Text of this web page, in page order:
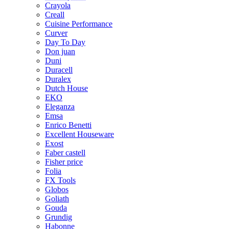
Crayola
Creall
Cuisine Performance
Curver
Day To Day
Don juan
Duni
Duracell
Duralex
Dutch House
EKO
Eleganza
Emsa
Enrico Benetti
Excellent Houseware
Exost
Faber castell
Fisher price
Folia
FX Tools
Globos
Goliath
Gouda
Grundig
Habonne